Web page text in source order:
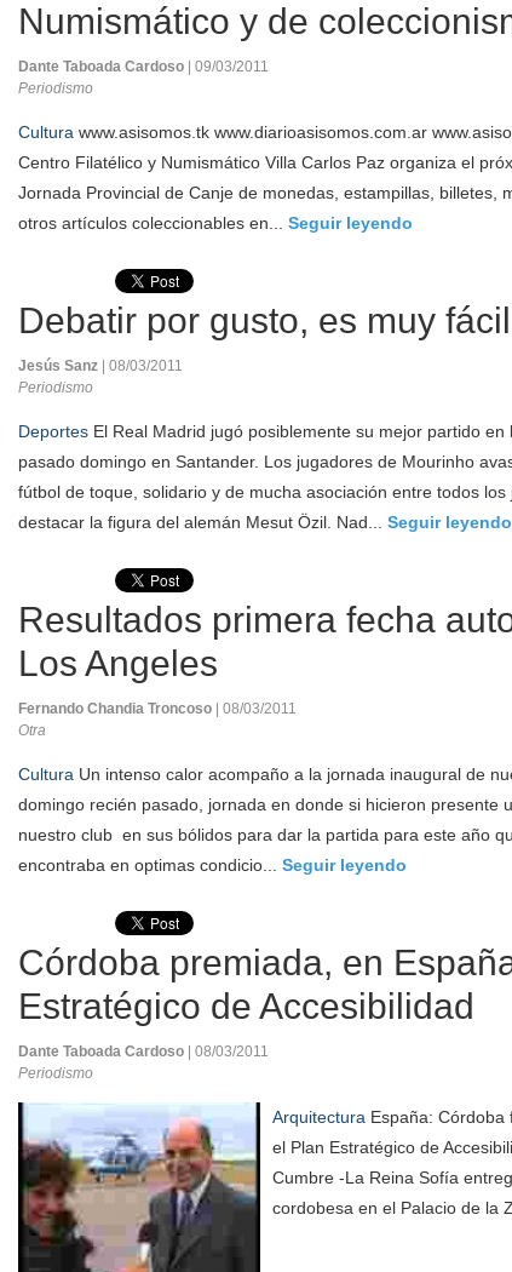
Numismático y de
Dante Taboada Cardoso
| 09/03/2011
Periodismo
Cultura www.asisomos.tk www.diarioasisomos.com.ar
Centro Filatélico y Numismático Villa Carlos Paz organiza el
Jornada Provincial de Canje de monedas, estampillas, billetes,
otros artículos coleccionables en... Seguir leyendo
Debatir por gusto, es muy fácil
Jesús Sanz
| 08/03/2011
Periodismo
Deportes El Real Madrid jugó posiblemente su mejor partido
pasado domingo en Santander. Los jugadores de Mourinho
fútbol de toque, solidario y de mucha asociación entre todos
destacar la figura del alemán Mesut Özil. Nad... Seguir leyendo
Resultados primera fecha
Los Angeles
Fernando Chandia Troncoso
| 08/03/2011
Otra
Cultura Un intenso calor acompaño a la jornada inaugural de
domingo recién pasado, jornada en donde si hicieron presente
nuestro club en sus bólidos para dar la partida para este año
encontraba en optimas condicio... Seguir leyendo
Córdoba premiada, en
Estratégico de Accesibilidad
Dante Taboada Cardoso
| 08/03/2011
Periodismo
Arquitectura España:
el Plan Estratégico de
Cumbre -La Reina Sofía
cordobesa en el Palacio de la